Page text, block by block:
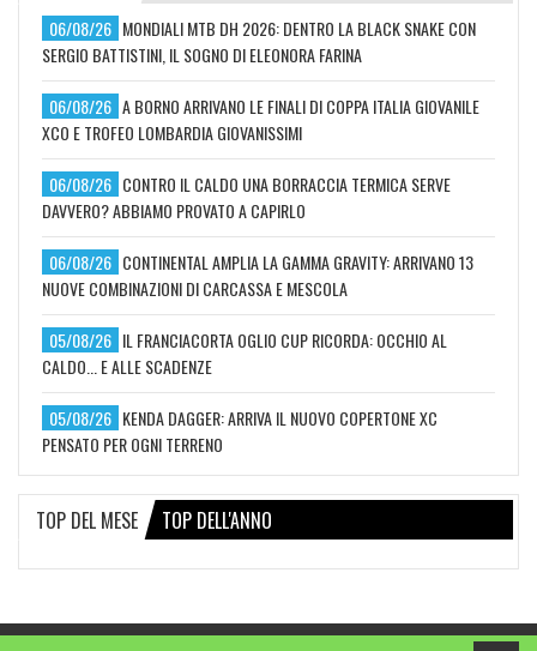
06/08/26 MONDIALI MTB DH 2026: DENTRO LA BLACK SNAKE CON
SERGIO BATTISTINI, IL SOGNO DI ELEONORA FARINA
06/08/26 A BORNO ARRIVANO LE FINALI DI COPPA ITALIA GIOVANILE
XCO E TROFEO LOMBARDIA GIOVANISSIMI
06/08/26 CONTRO IL CALDO UNA BORRACCIA TERMICA SERVE
DAVVERO? ABBIAMO PROVATO A CAPIRLO
06/08/26 CONTINENTAL AMPLIA LA GAMMA GRAVITY: ARRIVANO 13
NUOVE COMBINAZIONI DI CARCASSA E MESCOLA
05/08/26 IL FRANCIACORTA OGLIO CUP RICORDA: OCCHIO AL
CALDO... E ALLE SCADENZE
05/08/26 KENDA DAGGER: ARRIVA IL NUOVO COPERTONE XC
PENSATO PER OGNI TERRENO
TOP DEL MESE TOP DELL'ANNO